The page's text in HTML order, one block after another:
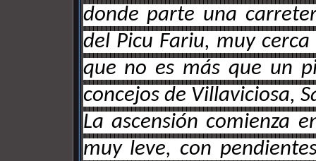
donde parte una
del Picu Fariu, muy
que no es más que un
concejos de Villaviciosa,
La ascensión comienza
muy leve, con